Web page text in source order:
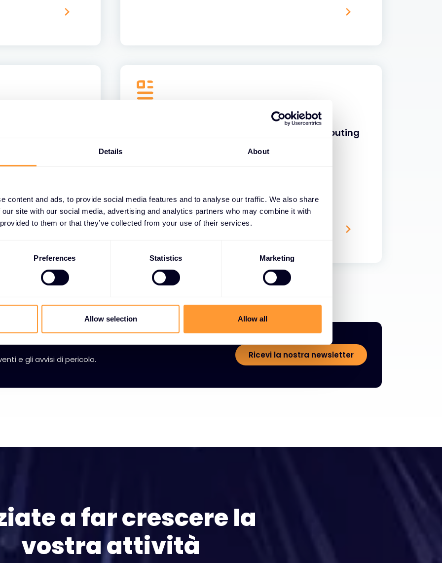
Details About
content and ads, to provide social media features and to analyse our traffic. We also share
site with our social media, advertising and analytics partners who may combine it with
to them or that they’ve collected from your use of their services.
Preferences Statistics Marketing
Allow selection Allow all
nel 2025:
Rischi critici per la sicurezza del cloud computing
e gli avvisi di pericolo. Ricevi la nostra newsletter
a far crescere la
vostra attività